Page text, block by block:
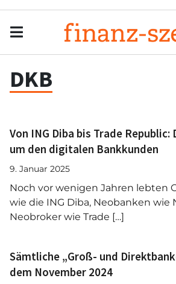
DKB
Von ING Diba bis Trade
um den digitalen Bankkunden
9. Januar 2025
Noch vor wenigen Jahren lebten
wie die ING Diba, Neobanken wie
Neobroker wie Trade […]
Sämtliche „Groß- und
dem November 2024